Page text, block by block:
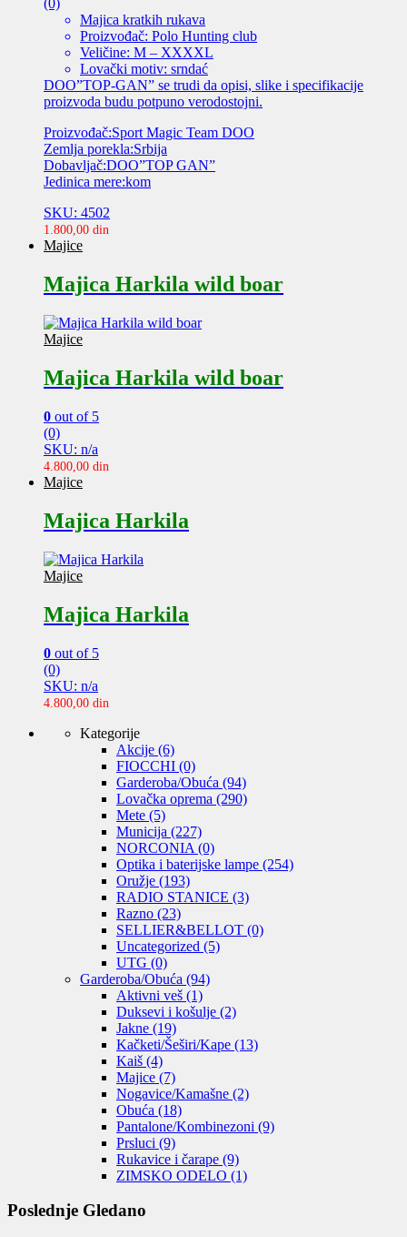
(0)
Majica kratkih rukava
Proizvođač: Polo Hunting club
Veličine: M – XXXXL
Lovački motiv: srndać
DOO”TOP-GAN” se trudi da opisi, slike i specifikacije
proizvoda budu potpuno verodostojni.
Proizvođač:Sport Magic Team DOO
Zemlja porekla:Srbija
Dobavljač:DOO”TOP GAN”
Jedinica mere:kom
SKU: 4502
1.800,00 din
Majice
Majica Harkila wild boar
Majice
Majica Harkila wild boar
0 out of 5
(0)
SKU: n/a
4.800,00 din
Majice
Majica Harkila
Majice
Majica Harkila
0 out of 5
(0)
SKU: n/a
4.800,00 din
Kategorije
Akcije (6)
FIOCCHI (0)
Garderoba/Obuća (94)
Lovačka oprema (290)
Mete (5)
Municija (227)
NORCONIA (0)
Optika i baterijske lampe (254)
Oružje (193)
RADIO STANICE (3)
Razno (23)
SELLIER&BELLOT (0)
Uncategorized (5)
UTG (0)
Garderoba/Obuća (94)
Aktivni veš (1)
Duksevi i košulje (2)
Jakne (19)
Kačketi/Šeširi/Kape (13)
Kaiš (4)
Majice (7)
Nogavice/Kamašne (2)
Obuća (18)
Pantalone/Kombinezoni (9)
Prsluci (9)
Rukavice i čarape (9)
ZIMSKO ODELO (1)
Poslednje Gledano